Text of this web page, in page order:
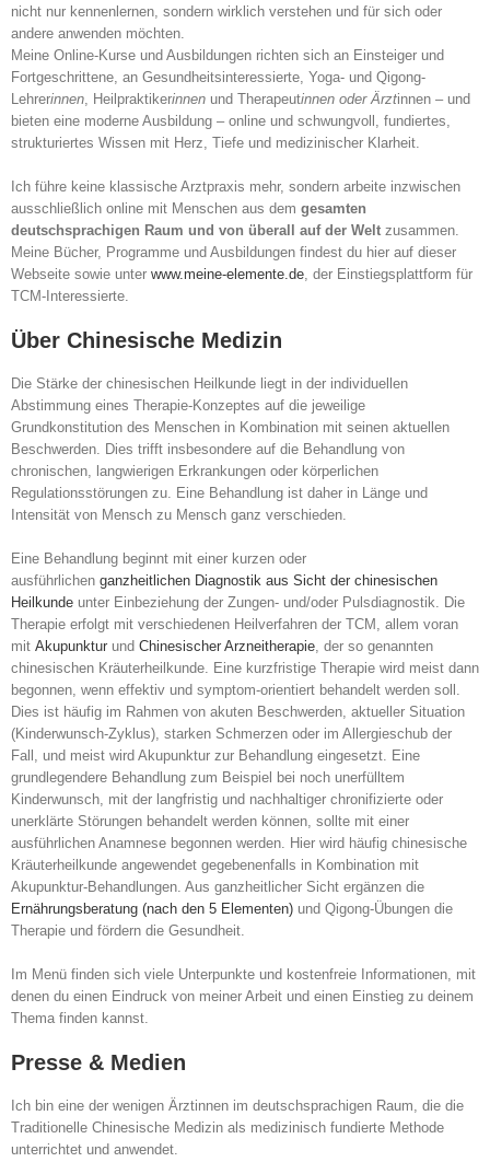
nicht nur kennenlernen, sondern wirklich verstehen und für sich oder
andere anwenden möchten.
Meine Online-Kurse und Ausbildungen richten sich an Einsteiger und
Fortgeschrittene, an Gesundheitsinteressierte, Yoga- und Qigong-
Lehrerinnen, Heilpraktikerinnen und Therapeutinnen oder Ärztinnen – und
bieten eine moderne Ausbildung – online und schwungvoll, fundiertes,
strukturiertes Wissen mit Herz, Tiefe und medizinischer Klarheit.
Ich führe keine klassische Arztpraxis mehr, sondern arbeite inzwischen
ausschließlich online mit Menschen aus dem gesamten
deutschsprachigen Raum und von überall auf der Welt zusammen.
Meine Bücher, Programme und Ausbildungen findest du hier auf dieser
Webseite sowie unter www.meine-elemente.de, der Einstiegsplattform für
TCM-Interessierte.
Über Chinesische Medizin
Die Stärke der chinesischen Heilkunde liegt in der individuellen
Abstimmung eines Therapie-Konzeptes auf die jeweilige
Grundkonstitution des Menschen in Kombination mit seinen aktuellen
Beschwerden. Dies trifft insbesondere auf die Behandlung von
chronischen, langwierigen Erkrankungen oder körperlichen
Regulationsstörungen zu. Eine Behandlung ist daher in Länge und
Intensität von Mensch zu Mensch ganz verschieden.
Eine Behandlung beginnt mit einer kurzen oder
ausführlichen ganzheitlichen Diagnostik aus Sicht der chinesischen
Heilkunde unter Einbeziehung der Zungen- und/oder Pulsdiagnostik. Die
Therapie erfolgt mit verschiedenen Heilverfahren der TCM, allem voran
mit Akupunktur und Chinesischer Arzneitherapie, der so genannten
chinesischen Kräuterheilkunde. Eine kurzfristige Therapie wird meist dann
begonnen, wenn effektiv und symptom-orientiert behandelt werden soll.
Dies ist häufig im Rahmen von akuten Beschwerden, aktueller Situation
(Kinderwunsch-Zyklus), starken Schmerzen oder im Allergieschub der
Fall, und meist wird Akupunktur zur Behandlung eingesetzt. Eine
grundlegendere Behandlung zum Beispiel bei noch unerfülltem
Kinderwunsch, mit der langfristig und nachhaltiger chronifizierte oder
unerklärte Störungen behandelt werden können, sollte mit einer
ausführlichen Anamnese begonnen werden. Hier wird häufig chinesische
Kräuterheilkunde angewendet gegebenenfalls in Kombination mit
Akupunktur-Behandlungen. Aus ganzheitlicher Sicht ergänzen die
Ernährungsberatung (nach den 5 Elementen) und Qigong-Übungen die
Therapie und fördern die Gesundheit.
Im Menü finden sich viele Unterpunkte und kostenfreie Informationen, mit
denen du einen Eindruck von meiner Arbeit und einen Einstieg zu deinem
Thema finden kannst.
Presse & Medien
Ich bin eine der wenigen Ärztinnen im deutschsprachigen Raum, die die
Traditionelle Chinesische Medizin als medizinisch fundierte Methode
unterrichtet und anwendet.